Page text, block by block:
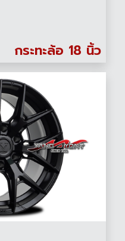
กระทะล้อ 18 นิ้ว